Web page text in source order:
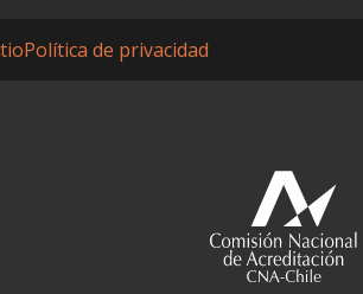
Política de privacidad